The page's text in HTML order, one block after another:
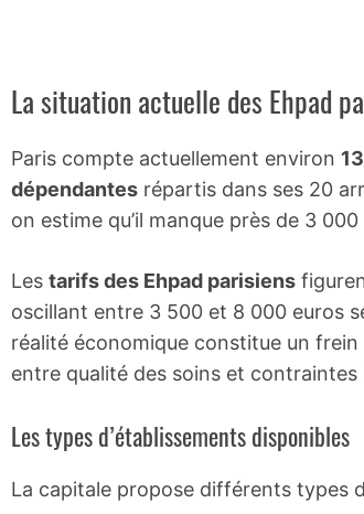
La situation actuelle des Ehpad
Paris compte actuellement environ
dépendantes répartis dans ses 20
on estime qu’il manque près de 3
Les tarifs des Ehpad parisiens
oscillant entre 3 500 et 8 000 euros
réalité économique constitue un
entre qualité des soins et contraintes
Les types d’établissements disponibles
La capitale propose différents types